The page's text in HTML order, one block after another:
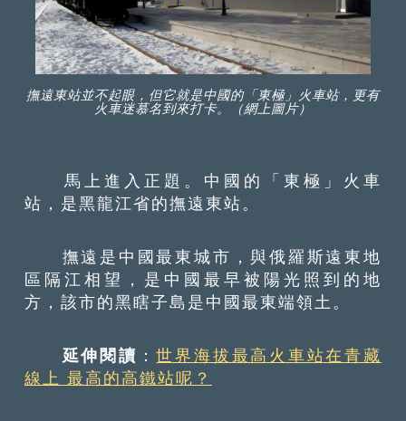
撫遠東站並不起眼，但它就是中國的「東極」火車站，更有
火車迷慕名到來打卡。（網上圖片）
馬上進入正題。中國的「東極」火車
站，是黑龍江省的撫遠東站。
撫遠是中國最東城市，與俄羅斯遠東地
區隔江相望，是中國最早被陽光照到的地
方，該市的黑瞎子島是中國最東端領土。
延伸閱讀 ：世界海拔最高火車站在青藏
線上 最高的高鐵站呢？